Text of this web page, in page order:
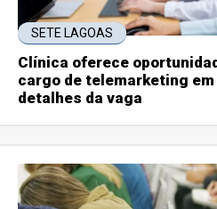
SETE LAGOAS
Clínica oferece
cargo de telemarketing
detalhes da vaga